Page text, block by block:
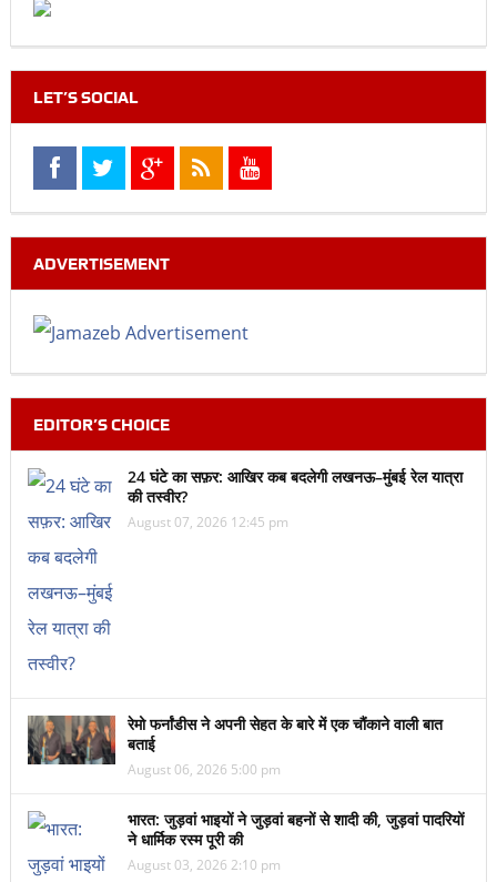
LET’S SOCIAL
ADVERTISEMENT
EDITOR’S CHOICE
24 घंटे का सफ़र: आखिर कब बदलेगी लखनऊ–मुंबई रेल यात्रा
की तस्वीर?
August 07, 2026 12:45 pm
रेमो फर्नांडीस ने अपनी सेहत के बारे में एक चौंकाने वाली बात
बताई
August 06, 2026 5:00 pm
भारत: जुड़वां भाइयों ने जुड़वां बहनों से शादी की, जुड़वां पादरियों
ने धार्मिक रस्म पूरी की
August 03, 2026 2:10 pm